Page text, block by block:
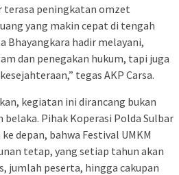
terasa peningkatan omzet
yang makin cepat di tengah
Bhayangkara hadir melayani,
dan penegakan hukum, tapi juga
tegas AKP Carsa.
kegiatan ini dirancang bukan
Pihak Koperasi Polda Sulbar
depan, bahwa Festival UMKM
tetap, yang setiap tahun akan
jumlah peserta, hingga cakupan